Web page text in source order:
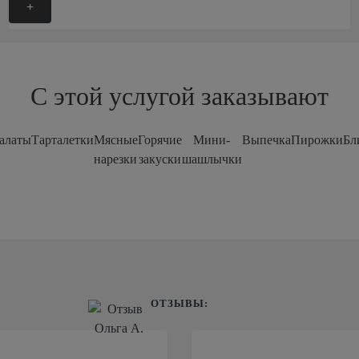
+
С этой услугой заказывают
ТарталеткиМясные
нарезки
Горячие
закуски
Мини-
шашлычки
ВыпечкаПирожки
ОТЗЫВЫ: